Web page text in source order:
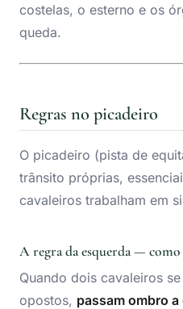
costelas, o esterno e os
queda.
Regras no picadeiro
O picadeiro (pista de
trânsito próprias,
cavaleiros trabalham em
A regra da esquerda —
Quando dois cavaleiros
opostos, passam ombro